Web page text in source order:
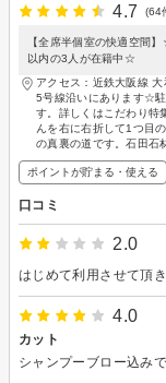
4.7
(64
【全席半個室の快適空間
以内の3人が在籍中☆
アクセス：近鉄大阪線
5号線沿いにあります☆
す。詳しくはこだわり特
んを右に右折して1つ目
の真裏の道です。石田石
ポイントが貯まる・使える
口コミ
2.0
4.0
カット